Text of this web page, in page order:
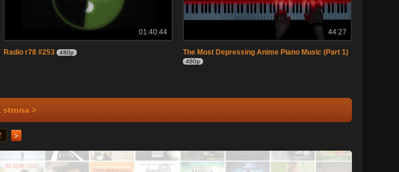
01:40:44
Radio r78 #253 480p
44:27
The Most Depressing Anime Piano Music (Part 1)
480p
strona >